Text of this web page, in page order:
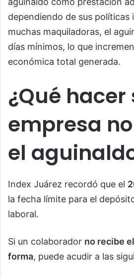
dependiendo de sus políticas
muchas maquiladoras, el
días mínimos, lo que
económica total generada.
¿Qué hacer
empresa
el
Index Juárez recordó que el
la fecha límite para el
laboral.
Si un colaborador no recibe
forma, puede acudir a las